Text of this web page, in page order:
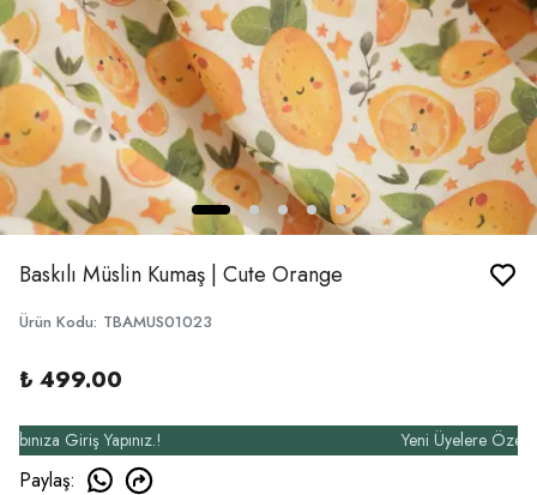
Baskılı Müslin Kumaş | Cute Orange
Ürün Kodu: TBAMUS01023
₺ 499.00
Giriş Yapınız.! Yeni Üyelere Özel 50₺
Paylaş: